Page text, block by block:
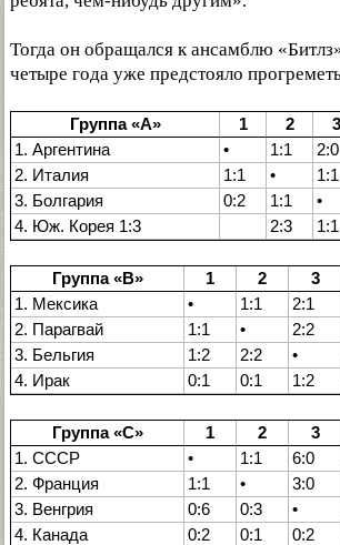
Тогда он обращался к ансамблю
четыре года уже предстояло
Группа «А» 1 2 3
1. Аргентина
• 1:1 2:0
2. Италия
1:1 • 1:1
3. Болгария
0:2 1:1 •
4. Юж. Корея 1:3
2:3 1:1
Группа «В» 1 2 3
1. Мексика
• 1:1 2:1
2. Парагвай
1:1 • 2:2
3. Бельгия
1:2 2:2 •
4. Ирак
0:1 0:1 1:2
Группа «С» 1 2 3
1. СССР
• 1:1 6:0
2. Франция
1:1 • 3:0
3. Венгрия
0:6 0:3 •
4. Канада
0:2 0:1 0:2